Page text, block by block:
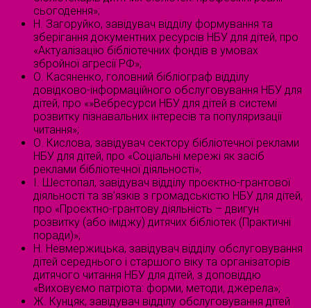
сьогодення»;
Н. Загоруйко, завідувач відділу формування та
зберігання документних ресурсів НБУ для дітей, про
«Актуалізацію бібліотечних фондів в умовах
збройної агресії РФ»;
О. Касяненко, головний бібліограф відділу
довідково-інформаційного обслуговування НБУ для
дітей, про «»Вебресурси НБУ для дітей в системі
розвитку пізнавальних інтересів та популяризації
читання»;
О. Кислова, завідувач сектору бібліотечної реклами
НБУ для дітей, про «Соціальні мережі як засіб
реклами бібліотечної діяльності»;
І. Шестопал, завідувач відділу проєктно-грантової
діяльності та зв’язків з громадськістю НБУ для дітей,
про «Проєктно-грантову діяльність – двигун
розвитку (або іміджу) дитячих бібліотек (Практичні
поради)»;
Н. Невмержицька, завідувач відділу обслуговування
дітей середнього і старшого віку та організаторів
дитячого читання НБУ для дітей, з доповіддю
«Виховуємо патріота: форми, методи, джерела»;
Ж. Кунцяк, завідувач відділу обслуговування дітей